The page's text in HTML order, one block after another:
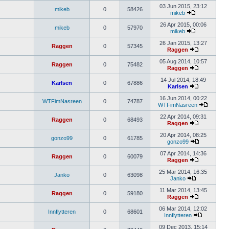
mikeb 0 58426
03 Jun 2015, 23:12
mikeb
mikeb 0 57970
26 Apr 2015, 00:06
mikeb
Raggen 0 57345
26 Jan 2015, 13:27
Raggen
Raggen 0 75482
05 Aug 2014, 10:57
Raggen
Karlsen 0 67886
14 Jul 2014, 18:49
Karlsen
WTFimNasreen 0 74787
16 Jun 2014, 00:22
WTFimNasreen
Raggen 0 68493
22 Apr 2014, 09:31
Raggen
gonzo99 0 61785
20 Apr 2014, 08:25
gonzo99
Raggen 0 60079
07 Apr 2014, 14:36
Raggen
Janko 0 63098
25 Mar 2014, 16:35
Janko
Raggen 0 59180
11 Mar 2014, 13:45
Raggen
Innflytteren 0 68601
06 Mar 2014, 12:02
Innflytteren
09 Dec 2013, 15:14